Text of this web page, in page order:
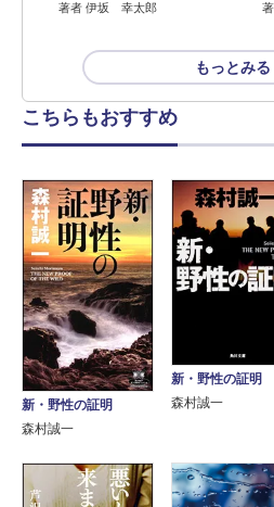
著者 伊坂 幸太郎
もっとみる
こちらもおすすめ
新・野性の証明
森村誠一
新・野性の証明
森村誠一